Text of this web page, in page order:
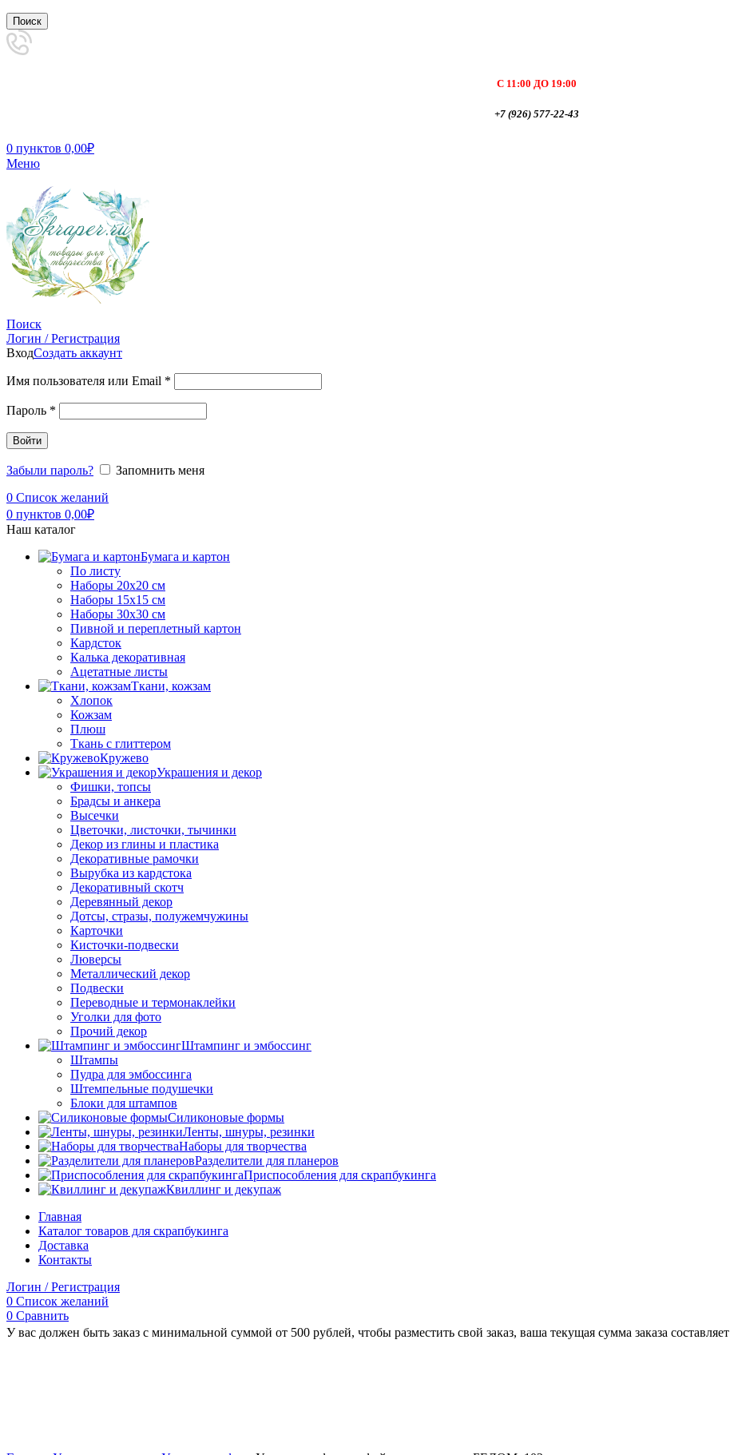
Поиск
С 11:00 ДО 19:00
+7 (926) 577-22-43
0 пунктов 0,00₽
Меню
Поиск
Логин / Регистрация
ВходСоздать аккаунт
Имя пользователя или Email *
Пароль *
Войти
Забыли пароль?
Запомнить меня
0 Список желаний
0 пунктов 0,00₽
Наш каталог
Бумага и картон
По листу
Наборы 20х20 см
Наборы 15х15 см
Наборы 30х30 см
Пивной и переплетный картон
Кардсток
Калька декоративная
Ацетатные листы
Ткани, кожзам
Хлопок
Кожзам
Плюш
Ткань с глиттером
Кружево
Украшения и декор
Фишки, топсы
Брадсы и анкера
Высечки
Цветочки, листочки, тычинки
Декор из глины и пластика
Декоративные рамочки
Вырубка из кардстока
Декоративный скотч
Деревянный декор
Дотсы, стразы, полужемчужины
Карточки
Кисточки-подвески
Люверсы
Металлический декор
Подвески
Переводные и термонаклейки
Уголки для фото
Прочий декор
Штампинг и эмбоссинг
Штампы
Пудра для эмбоссинга
Штемпельные подушечки
Блоки для штампов
Силиконовые формы
Ленты, шнуры, резинки
Наборы для творчества
Разделители для планеров
Приспособления для скрапбукинга
Квиллинг и декупаж
Главная
Каталог товаров для скрапбукинга
Доставка
Контакты
Логин / Регистрация
0 Список желаний
0 Сравнить
У вас должен быть заказ с минимальной суммой от 500 рублей, чтобы разместить свой заказ, ваша текущая сумма заказа составляет